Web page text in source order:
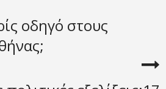
οδηγό στους